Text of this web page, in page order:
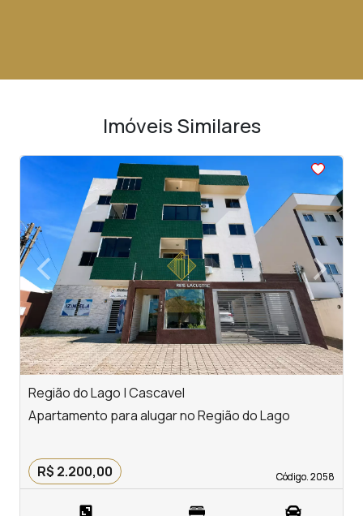
Imóveis Similares
<
‹Previous ›
Next
Região do Lago | Cascavel
Código. 2058
Código. 2058
Apartamento para alugar no Região do Lago
R$ 2.200,00